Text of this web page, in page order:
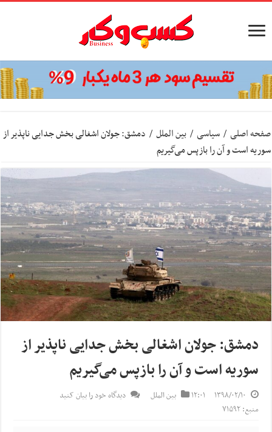
صفحه اصلی / سیاسی / بین الملل / دمشق: جولان اشغالی بخش جدایی ناپذیر از
سوریه است و آن را بازپس می‌گیریم
دمشق: جولان اشغالی بخش جدایی ناپذیر از
سوریه است و آن را بازپس می‌گیریم
۱۳۹۸/۰۲/۱۰ ۱۲:۰۱ بین الملل
دیدگاه خود را بیان کنید
منبع: ۷۱۵۹۲